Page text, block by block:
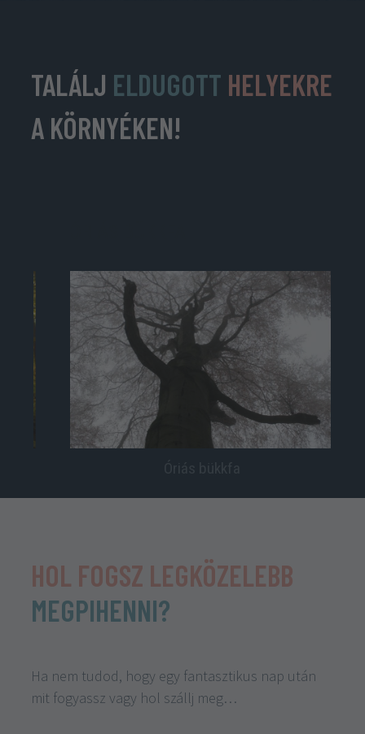
TALÁLJ ELDUGOTT HELYEKRE
A KÖRNYÉKEN!
HOL FOGSZ LEGKÖZELEBB
MEGPIHENNI?
Ha nem tudod, hogy egy fantasztikus nap után
mit fogyassz vagy hol szállj meg…